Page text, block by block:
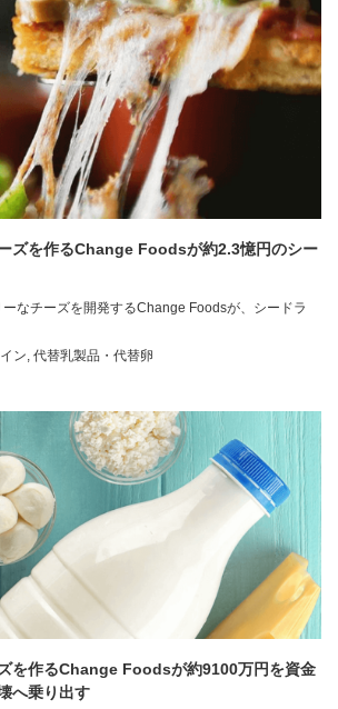
ズを作るChange Foodsが約2.3憶円のシー
なチーズを開発するChange Foodsが、シードラ
ン 代替乳製品・代替卵
を作るChange Foodsが約9100万円を資金
へ乗り出す